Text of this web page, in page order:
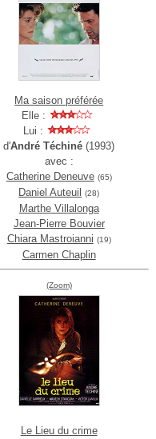
Ma saison préférée
Elle :
Lui :
d'André Téchiné (1993)
avec :
Catherine Deneuve (65)
Daniel Auteuil (28)
Marthe Villalonga
Jean-Pierre Bouvier
Chiara Mastroianni (19)
Carmen Chaplin
(Zoom)
Le Lieu du crime